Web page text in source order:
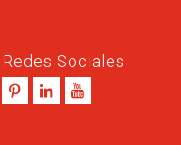
Sociales